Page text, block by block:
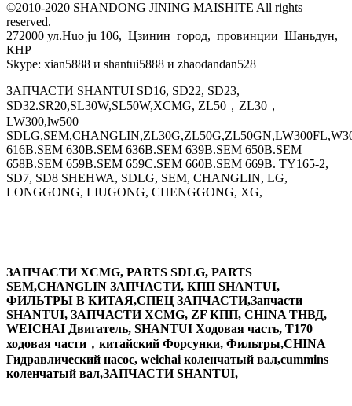
©2010-2020 SHANDONG JINING MAISHITE All rights
reserved.
272000 ул.Huo ju 106, Цзинин город, провинции Шаньдун,
КНР
Skype: xian5888 и shantui5888 и zhaodandan528
ЗАПЧАСТИ SHANTUI SD16, SD22, SD23,
SD32.SR20,SL30W,SL50W,XCMG, ZL50，ZL30，
LW300,lw500
616B.SEM 630B.SEM 636B.SEM 639B.SEM 650B.SEM
658B.SEM 659B.SEM 659C.SEM 660B.SEM 669B. TY165-2,
SD7, SD8 SHEHWA, SDLG, SEM, CHANGLIN, LG,
LONGGONG, LIUGONG, CHENGGONG, XG,
ЗАПЧАСТИ XCMG, PARTS SDLG, PARTS
SEM,CHANGLIN ЗАПЧАСТИ, КПП SHANTUI,
ФИЛЬТРЫ В КИТАЯ,СПЕЦ ЗАПЧАСТИ,Запчасти
SHANTUI, ЗАПЧАСТИ XCMG, ZF КПП, CHINA ТНВД,
WEICHAI Двигатель, SHANTUI Ходовая часть, T170
ходовая части，китайский Форсунки, Фильтры,CHINA
Гидравлический насос, weichai коленчатый вал,cummins
коленчатый вал,ЗАПЧАСТИ SHANTUI,